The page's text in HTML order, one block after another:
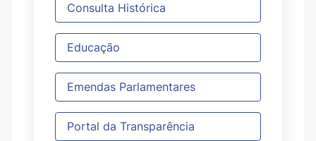
Consulta Histórica
Educação
Emendas Parlamentares
Portal da Transparência